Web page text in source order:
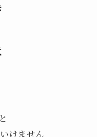
けません